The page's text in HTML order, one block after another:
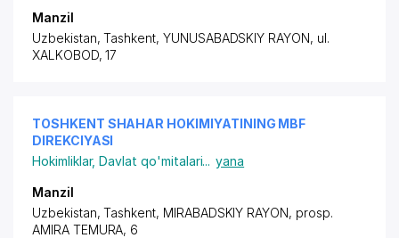
Manzil
Uzbekistan, Tashkent, YUNUSABADSKIY RAYON, ul.
XALKOBOD, 17
TOSHKENT SHAHAR HOKIMIYATINING MBF
DIREKCIYASI
Hokimliklar,Davlat qo'mitalari... yana
Manzil
Uzbekistan, Tashkent, MIRABADSKIY RAYON, prosp.
AMIRA TEMURA, 6